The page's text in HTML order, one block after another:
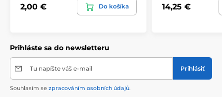
2,00 € Do košíka 14,25 €
Prihláste sa do newsletteru
Tu napíšte váš e-mail Prihlásiť
Souhlasím se zpracováním osobních údajů.